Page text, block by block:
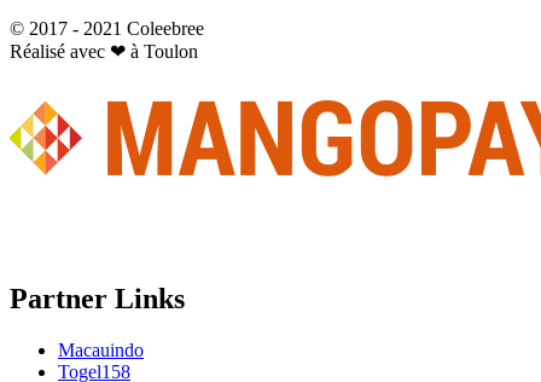
© 2017 - 2021 Coleebree
Réalisé avec ❤ à Toulon
Partner Links
Macauindo
Togel158